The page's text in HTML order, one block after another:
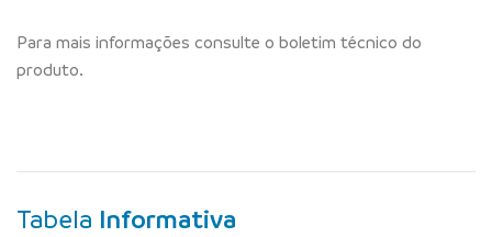
Para mais informações consulte o boletim técnico do
produto.
Tabela Informativa